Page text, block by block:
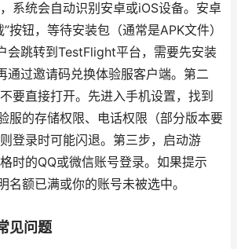
系统会自动识别安卓或iOS设备。安卓
按钮，等待安装包（通常是APK文件）
会跳转到TestFlight平台，需要先安装
通过邀请码兑换体验服客户端。第二
要直接打开。先进入手机设置，找到
服的存储权限、电话权限（部分版本要
登录时可能闪退。第三步，启动游
时的QQ或微信账号登录。如果提示
名额已满或你的账号未被选中。
见问题